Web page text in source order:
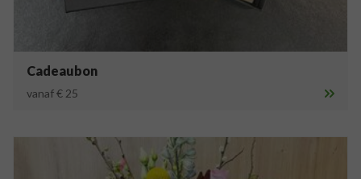
Cadeaubon
vanaf € 25